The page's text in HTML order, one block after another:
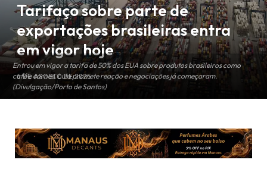
Entrou em vigor a tarifa de 50% dos EUA sobre produtos brasileiros como
café e carnes. Lula promete reação e negociações já começaram.
(Divulgação/Porto de Santos)
Tarifaço sobre parte de
exportações brasileiras entra
em vigor hoje
6 DE AGOSTO DE 2025